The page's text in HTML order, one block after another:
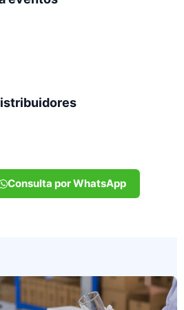
Consulta por WhatsApp